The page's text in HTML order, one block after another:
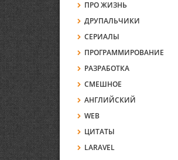
ПРО ЖИЗНЬ
ДРУПАЛЬЧИКИ
СЕРИАЛЫ
ПРОГРАММИРОВАНИЕ
РАЗРАБОТКА
СМЕШНОЕ
АНГЛИЙСКИЙ
WEB
ЦИТАТЫ
LARAVEL